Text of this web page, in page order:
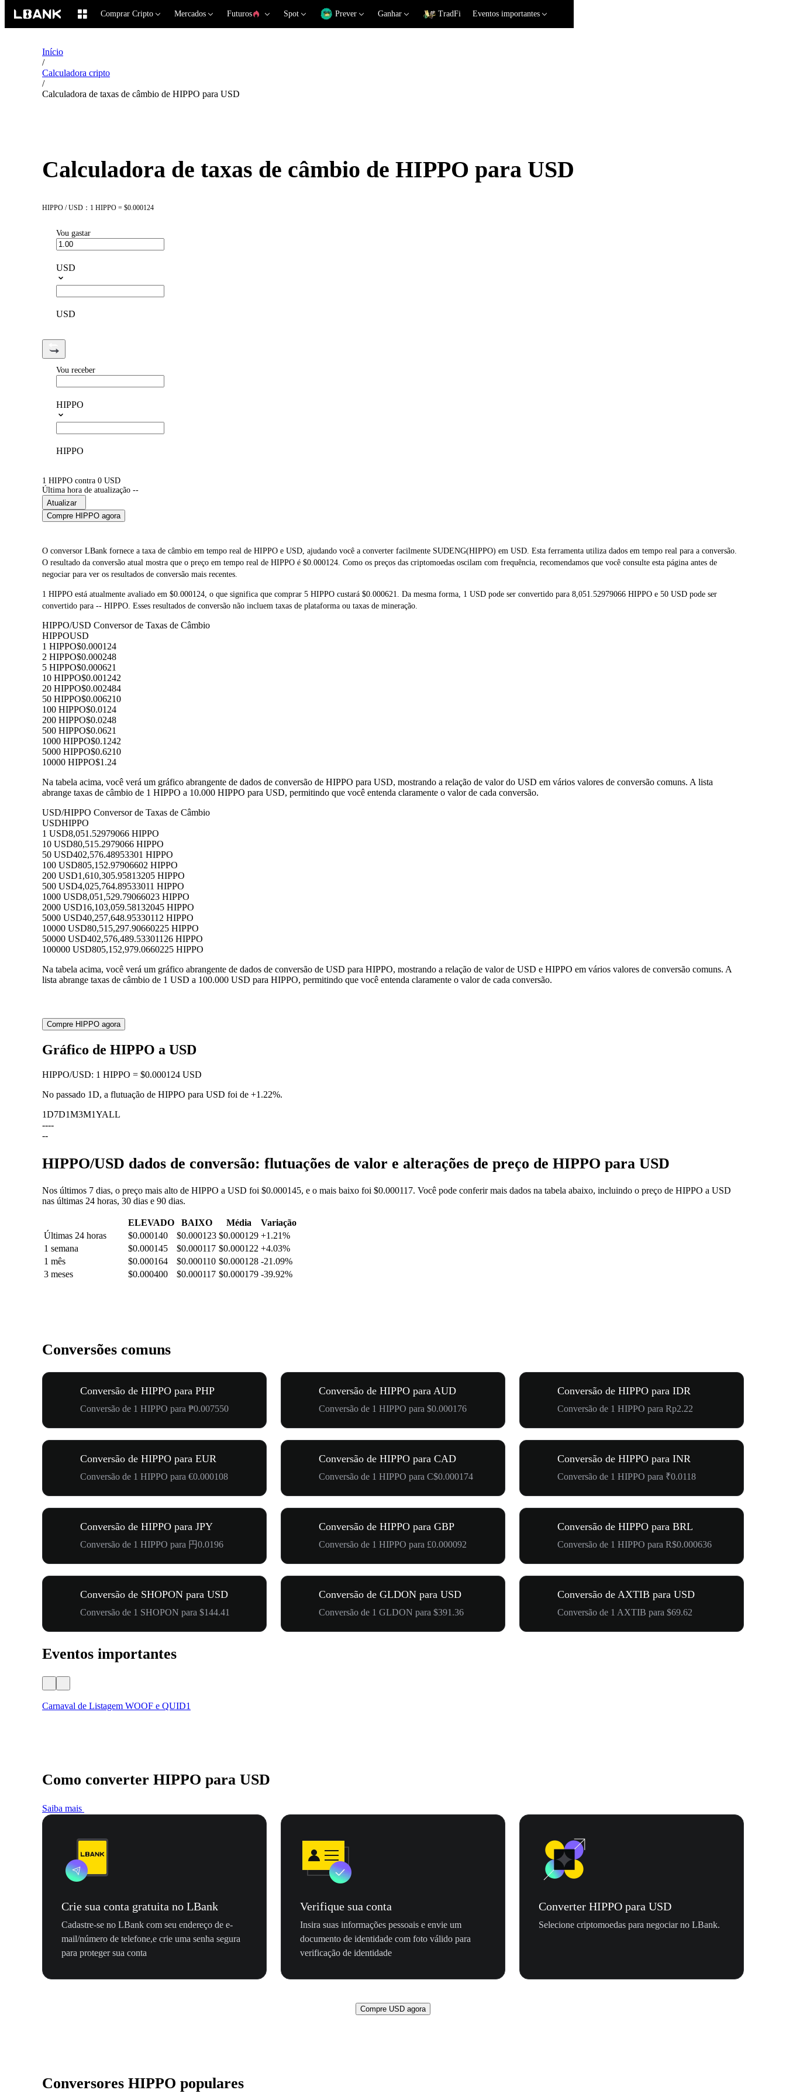
Comprar Cripto Mercados Futuros Spot Prever Ganhar TradFi Eventos importantes
Início
/
Calculadora cripto
/
Calculadora de taxas de câmbio de HIPPO para USD
Calculadora de taxas de câmbio de HIPPO para USD
HIPPO / USD：1 HIPPO = $0.000124
Vou gastar
USD
USD
Vou receber
HIPPO
HIPPO
1 HIPPO contra 0 USD
Última hora de atualização --
Atualizar
Compre HIPPO agora
O conversor LBank fornece a taxa de câmbio em tempo real de HIPPO e USD, ajudando você a converter facilmente SUDENG(HIPPO) em USD. Esta ferramenta utiliza dados em tempo real para a conversão.
O resultado da conversão atual mostra que o preço em tempo real de HIPPO é $0.000124. Como os preços das criptomoedas oscilam com frequência, recomendamos que você consulte esta página antes de
negociar para ver os resultados de conversão mais recentes.
1 HIPPO está atualmente avaliado em $0.000124, o que significa que comprar 5 HIPPO custará $0.000621. Da mesma forma, 1 USD pode ser convertido para 8,051.52979066 HIPPO e 50 USD pode ser
convertido para -- HIPPO. Esses resultados de conversão não incluem taxas de plataforma ou taxas de mineração.
HIPPO/USD Conversor de Taxas de Câmbio
HIPPOUSD
1 HIPPO$0.000124
2 HIPPO$0.000248
5 HIPPO$0.000621
10 HIPPO$0.001242
20 HIPPO$0.002484
50 HIPPO$0.006210
100 HIPPO$0.0124
200 HIPPO$0.0248
500 HIPPO$0.0621
1000 HIPPO$0.1242
5000 HIPPO$0.6210
10000 HIPPO$1.24
Na tabela acima, você verá um gráfico abrangente de dados de conversão de HIPPO para USD, mostrando a relação de valor do USD em vários valores de conversão comuns. A lista
abrange taxas de câmbio de 1 HIPPO a 10.000 HIPPO para USD, permitindo que você entenda claramente o valor de cada conversão.
USD/HIPPO Conversor de Taxas de Câmbio
USDHIPPO
1 USD8,051.52979066 HIPPO
10 USD80,515.2979066 HIPPO
50 USD402,576.48953301 HIPPO
100 USD805,152.97906602 HIPPO
200 USD1,610,305.95813205 HIPPO
500 USD4,025,764.89533011 HIPPO
1000 USD8,051,529.79066023 HIPPO
2000 USD16,103,059.58132045 HIPPO
5000 USD40,257,648.95330112 HIPPO
10000 USD80,515,297.90660225 HIPPO
50000 USD402,576,489.53301126 HIPPO
100000 USD805,152,979.0660225 HIPPO
Na tabela acima, você verá um gráfico abrangente de dados de conversão de USD para HIPPO, mostrando a relação de valor de USD e HIPPO em vários valores de conversão comuns. A
lista abrange taxas de câmbio de 1 USD a 100.000 USD para HIPPO, permitindo que você entenda claramente o valor de cada conversão.
Compre HIPPO agora
Gráfico de HIPPO a USD
HIPPO/USD: 1 HIPPO = $0.000124 USD
No passado 1D, a flutuação de HIPPO para USD foi de +1.22%.
1D7D1M3M1YALL
----
--
HIPPO/USD dados de conversão: flutuações de valor e alterações de preço de HIPPO para USD
Nos últimos 7 dias, o preço mais alto de HIPPO a USD foi $0.000145, e o mais baixo foi $0.000117. Você pode conferir mais dados na tabela abaixo, incluindo o preço de HIPPO a USD
nas últimas 24 horas, 30 dias e 90 dias.
ELEVADO BAIXO Média
Variação
Últimas 24 horas
$0.000140 $0.000123 $0.000129 +1.21%
1 semana
$0.000145 $0.000117 $0.000122 +4.03%
1 mês
$0.000164 $0.000110 $0.000128 -21.09%
3 meses
$0.000400 $0.000117 $0.000179 -39.92%
Conversões comuns
Conversão de HIPPO para PHP
Conversão de 1 HIPPO para ₱0.007550
Conversão de HIPPO para AUD
Conversão de 1 HIPPO para $0.000176
Conversão de HIPPO para IDR
Conversão de 1 HIPPO para Rp2.22
Conversão de HIPPO para EUR
Conversão de 1 HIPPO para €0.000108
Conversão de HIPPO para CAD
Conversão de 1 HIPPO para C$0.000174
Conversão de HIPPO para INR
Conversão de 1 HIPPO para ₹0.0118
Conversão de HIPPO para JPY
Conversão de 1 HIPPO para 円0.0196
Conversão de HIPPO para GBP
Conversão de 1 HIPPO para £0.000092
Conversão de HIPPO para BRL
Conversão de 1 HIPPO para R$0.000636
Conversão de SHOPON para USD
Conversão de 1 SHOPON para $144.41
Conversão de GLDON para USD
Conversão de 1 GLDON para $391.36
Conversão de AXTIB para USD
Conversão de 1 AXTIB para $69.62
Eventos importantes
Carnaval de Listagem WOOF e QUID1
Como converter HIPPO para USD
Saiba mais
Crie sua conta gratuita no LBank
Cadastre-se no LBank com seu endereço de e-
mail/número de telefone,e crie uma senha segura
para proteger sua conta
Verifique sua conta
Insira suas informações pessoais e envie um
documento de identidade com foto válido para
verificação de identidade
Converter HIPPO para USD
Selecione criptomoedas para negociar no LBank.
Compre USD agora
Conversores HIPPO populares